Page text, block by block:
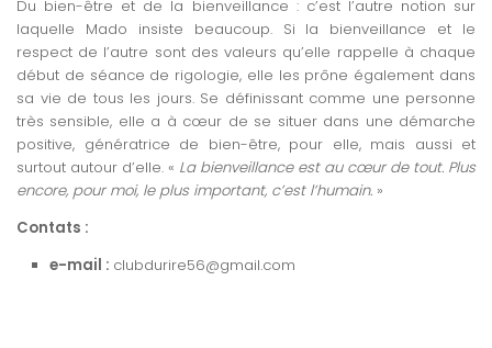
Du bien-être et de la bienveillance : c’est l’autre notion sur
laquelle Mado insiste beaucoup. Si la bienveillance et le
respect de l’autre sont des valeurs qu’elle rappelle à chaque
début de séance de rigologie, elle les prône également dans
sa vie de tous les jours. Se définissant comme une personne
très sensible, elle a à cœur de se situer dans une démarche
positive, génératrice de bien-être, pour elle, mais aussi et
surtout autour d’elle. « La bienveillance est au cœur de tout. Plus
encore, pour moi, le plus important, c’est l’humain. »
Contats :
e-mail : clubdurire56@gmail.com